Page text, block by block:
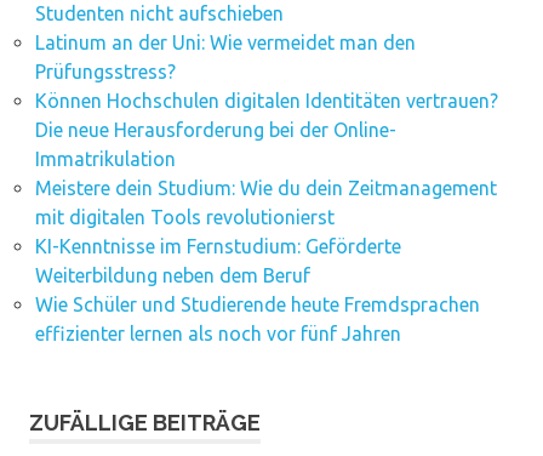
Studenten nicht aufschieben
Latinum an der Uni: Wie vermeidet man den
Prüfungsstress?
Können Hochschulen digitalen Identitäten vertrauen?
Die neue Herausforderung bei der Online-
Immatrikulation
Meistere dein Studium: Wie du dein Zeitmanagement
mit digitalen Tools revolutionierst
KI-Kenntnisse im Fernstudium: Geförderte
Weiterbildung neben dem Beruf
Wie Schüler und Studierende heute Fremdsprachen
effizienter lernen als noch vor fünf Jahren
ZUFÄLLIGE BEITRÄGE